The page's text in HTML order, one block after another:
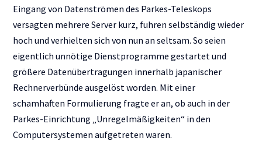
Eingang von Datenströmen des Parkes-Teleskops
versagten mehrere Server kurz, fuhren selbständig wieder
hoch und verhielten sich von nun an seltsam. So seien
eigentlich unnötige Dienstprogramme gestartet und
größere Datenübertragungen innerhalb japanischer
Rechnerverbünde ausgelöst worden. Mit einer
schamhaften Formulierung fragte er an, ob auch in der
Parkes-Einrichtung „Unregelmäßigkeiten“ in den
Computersystemen aufgetreten waren.